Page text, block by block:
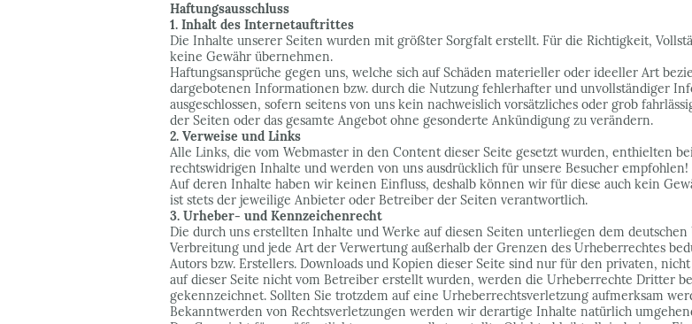
Haftungsausschluss
1. Inhalt des Internetauftrittes
Die Inhalte unserer Seiten wurden mit größter Sorgfalt erstellt. Für die Richtigkeit,
keine Gewähr übernehmen.
Haftungsansprüche gegen uns, welche sich auf Schäden materieller oder ideeller Art
dargebotenen Informationen bzw. durch die Nutzung fehlerhafter und unvollständiger
ausgeschlossen, sofern seitens von uns kein nachweislich vorsätzliches oder grob
der Seiten oder das gesamte Angebot ohne gesonderte Ankündigung zu verändern.
2. Verweise und Links
Alle Links, die vom Webmaster in den Content dieser Seite gesetzt wurden, enthielten
rechtswidrigen Inhalte und werden von uns ausdrücklich für unsere Besucher empfohlen!
Auf deren Inhalte haben wir keinen Einfluss, deshalb können wir für diese auch kein
ist stets der jeweilige Anbieter oder Betreiber der Seiten verantwortlich.
3. Urheber- und Kennzeichenrecht
Die durch uns erstellten Inhalte und Werke auf diesen Seiten unterliegen dem
Verbreitung und jede Art der Verwertung außerhalb der Grenzen des Urheberrechtes
Autors bzw. Erstellers. Downloads und Kopien dieser Seite sind nur für den privaten,
auf dieser Seite nicht vom Betreiber erstellt wurden, werden die Urheberrechte Dritter
gekennzeichnet. Sollten Sie trotzdem auf eine Urheberrechtsverletzung aufmerksam
Bekanntwerden von Rechtsverletzungen werden wir derartige Inhalte natürlich